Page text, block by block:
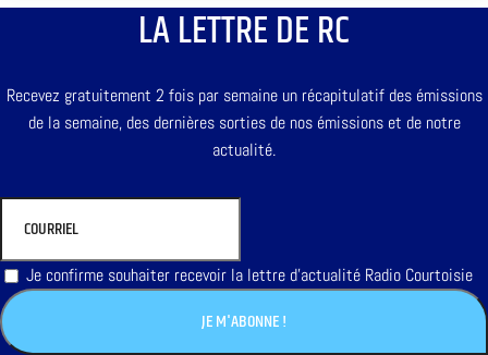
LA LETTRE DE RC
Recevez gratuitement 2 fois par semaine un récapitulatif des émissions
de la semaine, des dernières sorties de nos émissions et de notre
actualité.
Je confirme souhaiter recevoir la lettre d'actualité Radio Courtoisie